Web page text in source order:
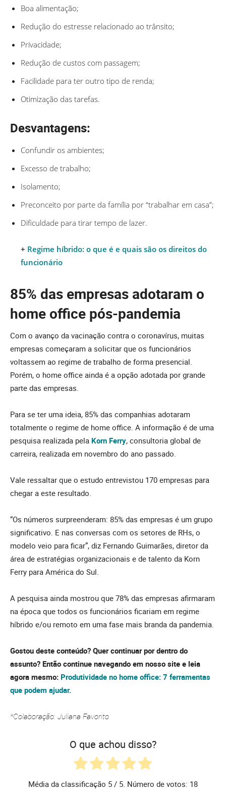
Boa alimentação;
Redução do estresse relacionado ao trânsito;
Privacidade;
Redução de custos com passagem;
Facilidade para ter outro tipo de renda;
Otimização das tarefas.
Desvantagens:
Confundir os ambientes;
Excesso de trabalho;
Isolamento;
Preconceito por parte da família por “trabalhar em casa”;
Dificuldade para tirar tempo de lazer.
+ Regime híbrido: o que é e quais são os direitos do
funcionário
85% das empresas adotaram o
home office pós-pandemia
Com o avanço da vacinação contra o coronavírus, muitas
empresas começaram a solicitar que os funcionários
voltassem ao regime de trabalho de forma presencial.
Porém, o home office ainda é a opção adotada por grande
parte das empresas.
Para se ter uma ideia, 85% das companhias adotaram
totalmente o regime de home office. A informação é de uma
pesquisa realizada pela Korn Ferry, consultoria global de
carreira, realizada em novembro do ano passado.
Vale ressaltar que o estudo entrevistou 170 empresas para
chegar a este resultado.
“Os números surpreenderam: 85% das empresas é um grupo
significativo. E nas conversas com os setores de RHs, o
modelo veio para ficar”, diz Fernando Guimarães, diretor da
área de estratégias organizacionais e de talento da Korn
Ferry para América do Sul.
A pesquisa ainda mostrou que 78% das empresas afirmaram
na época que todos os funcionários ficariam em regime
híbrido e/ou remoto em uma fase mais branda da pandemia.
Gostou deste conteúdo? Quer continuar por dentro do
assunto? Então continue navegando em nosso site e leia
agora mesmo: Produtividade no home office: 7 ferramentas
que podem ajudar.
*Colaboração: Juliana Favorito
O que achou disso?
Média da classificação 5 / 5. Número de votos: 18